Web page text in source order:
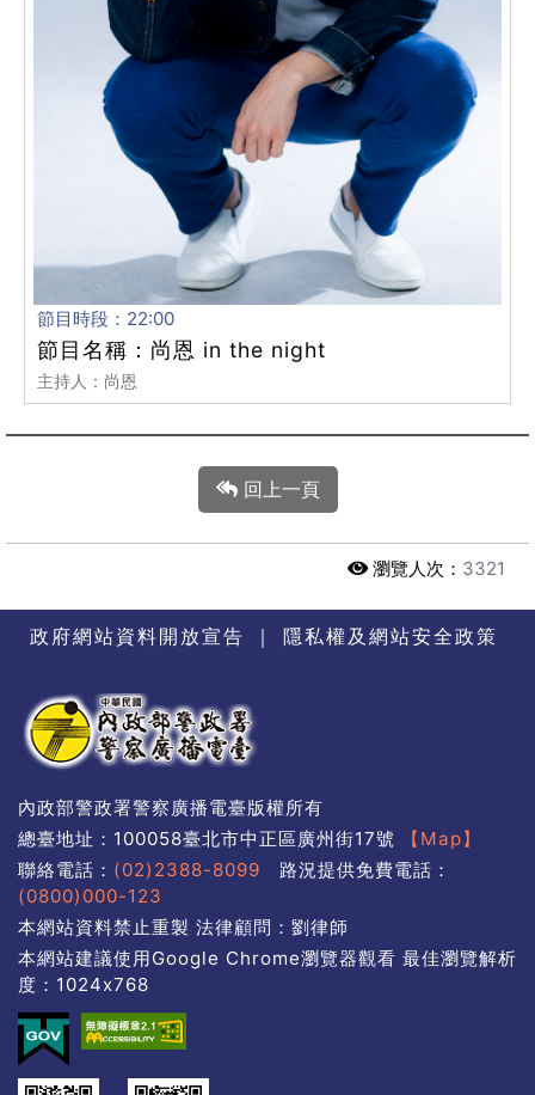
節目時段：22:00
節目名稱：尚恩 in the night
主持人：尚恩
回上一頁
瀏覽人次： 3321
政府網站資料開放宣告 ｜ 隱私權及網站安全政策
內政部警政署警察廣播電臺版權所有
總臺地址：100058臺北市中正區廣州街17號
【Map】
聯絡電話： (02)2388-8099 路況提供免費電話：
(0800)000-123
本網站資料禁止重製 法律顧問：劉律師
本網站建議使用Google Chrome瀏覽器觀看 最佳瀏覽解析
度：1024x768